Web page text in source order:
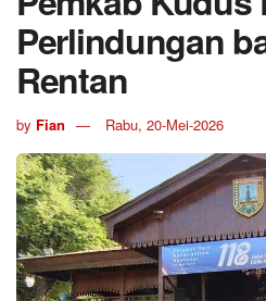
Perlindungan
Rentan
by Fian Rabu, 20-Mei-2026